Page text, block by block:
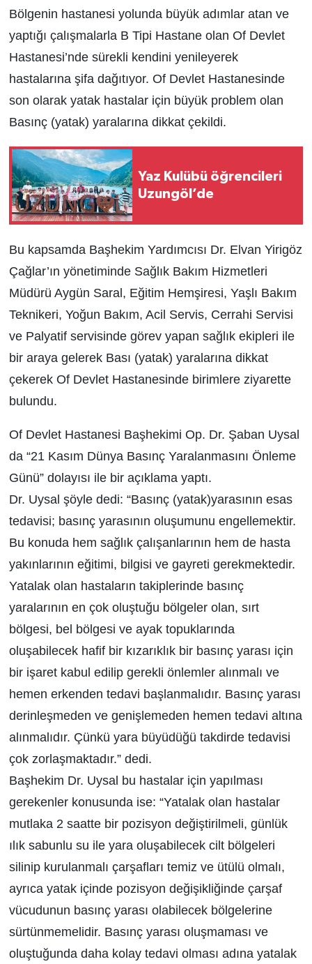
Bölgenin hastanesi yolunda büyük adımlar atan ve
yaptığı çalışmalarla B Tipi Hastane olan Of Devlet
Hastanesi’nde sürekli kendini yenileyerek
hastalarına şifa dağıtıyor. Of Devlet Hastanesinde
son olarak yatak hastalar için büyük problem olan
Basınç (yatak) yaralarına dikkat çekildi.
Yaz Kulübü öğrencileri
Uzungöl’de
Bu kapsamda Başhekim Yardımcısı Dr. Elvan Yirigöz
Çağlar’ın yönetiminde Sağlık Bakım Hizmetleri
Müdürü Aygün Saral, Eğitim Hemşiresi, Yaşlı Bakım
Teknikeri, Yoğun Bakım, Acil Servis, Cerrahi Servisi
ve Palyatif servisinde görev yapan sağlık ekipleri ile
bir araya gelerek Bası (yatak) yaralarına dikkat
çekerek Of Devlet Hastanesinde birimlere ziyarette
bulundu.
Of Devlet Hastanesi Başhekimi Op. Dr. Şaban Uysal
da “21 Kasım Dünya Basınç Yaralanmasını Önleme
Günü” dolayısı ile bir açıklama yaptı.
Dr. Uysal şöyle dedi: “Basınç (yatak)yarasının esas
tedavisi; basınç yarasının oluşumunu engellemektir.
Bu konuda hem sağlık çalışanlarının hem de hasta
yakınlarının eğitimi, bilgisi ve gayreti gerekmektedir.
Yatalak olan hastaların takiplerinde basınç
yaralarının en çok oluştuğu bölgeler olan, sırt
bölgesi, bel bölgesi ve ayak topuklarında
oluşabilecek hafif bir kızarıklık bir basınç yarası için
bir işaret kabul edilip gerekli önlemler alınmalı ve
hemen erkenden tedavi başlanmalıdır. Basınç yarası
derinleşmeden ve genişlemeden hemen tedavi altına
alınmalıdır. Çünkü yara büyüdüğü takdirde tedavisi
çok zorlaşmaktadır.” dedi.
Başhekim Dr. Uysal bu hastalar için yapılması
gerekenler konusunda ise: “Yatalak olan hastalar
mutlaka 2 saatte bir pozisyon değiştirilmeli, günlük
ılık sabunlu su ile yara oluşabilecek cilt bölgeleri
silinip kurulanmalı çarşafları temiz ve ütülü olmalı,
ayrıca yatak içinde pozisyon değişikliğinde çarşaf
vücudunun basınç yarası olabilecek bölgelerine
sürtünmemelidir. Basınç yarası oluşmaması ve
oluştuğunda daha kolay tedavi olması adına yatalak